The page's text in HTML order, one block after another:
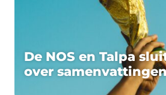
De NOS en Talpa
over